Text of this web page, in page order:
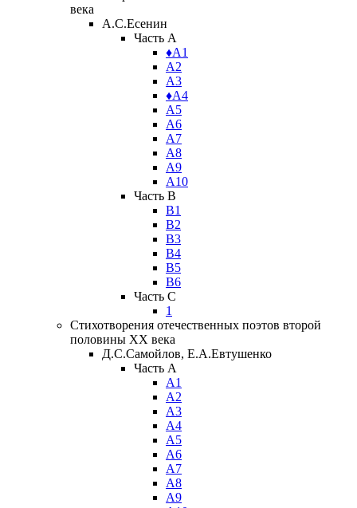
века
А.С.Есенин
Часть A
♦А1
А2
А3
♦А4
А5
А6
А7
А8
А9
А10
Часть B
В1
В2
В3
В4
В5
В6
Часть C
1
Стихотворения отечественных поэтов второй
половины XX века
Д.С.Самойлов, Е.А.Евтушенко
Часть A
А1
А2
А3
А4
А5
А6
А7
А8
А9